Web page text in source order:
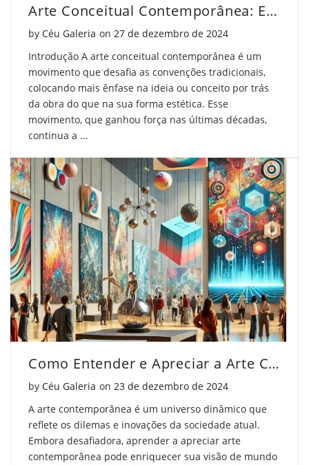
Arte Conceitual Contemporânea: Entenda o Movimento
by Céu Galeria on Posted on
27 de dezembro de 2024
Introdução A arte conceitual contemporânea é um
movimento que desafia as convenções tradicionais,
colocando mais ênfase na ideia ou conceito por trás
da obra do que na sua forma estética. Esse
movimento, que ganhou força nas últimas décadas,
continua a ...
Como Entender e Apreciar a Arte Contemporânea
by Céu Galeria on Posted on
23 de dezembro de 2024
A arte contemporânea é um universo dinâmico que
reflete os dilemas e inovações da sociedade atual.
Embora desafiadora, aprender a apreciar arte
contemporânea pode enriquecer sua visão de mundo